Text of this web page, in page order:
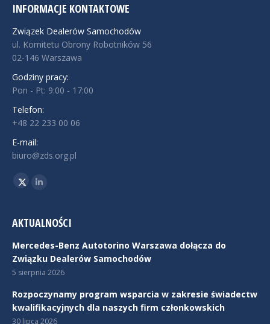
INFORMACJE KONTAKTOWE
Związek Dealerów Samochodów
ul. Komitetu Obrony Robotników 56
02-146 Warszawa
Godziny pracy:
Pon - Pt: 9:00 - 17:00
Telefon:
+48 22 233 00 06
E-mail:
biuro@zds.org.pl
Znajdź nas na:
TwitterLinkedin
AKTUALNOŚCI
Mercedes-Benz Autotorino Warszawa dołącza do
Związku Dealerów Samochodów
5 sierpnia 2026
Rozpoczynamy program wsparcia w zakresie świadectw
kwalifikacyjnych dla naszych firm członkowskich
30 lipca 2026